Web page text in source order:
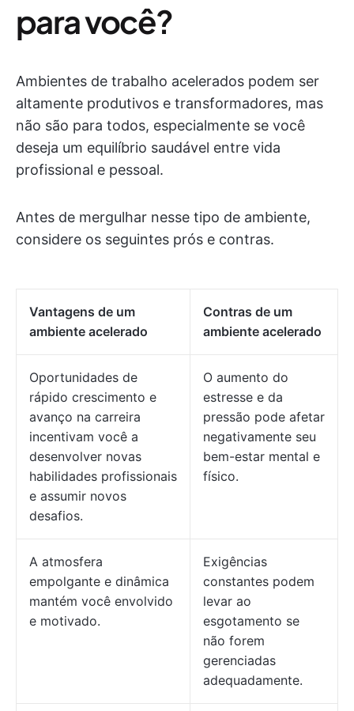
para você?
Ambientes de trabalho acelerados podem ser
altamente produtivos e transformadores, mas
não são para todos, especialmente se você
deseja um equilíbrio saudável entre vida
profissional e pessoal.
Antes de mergulhar nesse tipo de ambiente,
considere os seguintes prós e contras.
Vantagens de um
ambiente acelerado
Contras de um
ambiente acelerado
Oportunidades de
rápido crescimento e
avanço na carreira
incentivam você a
desenvolver novas
habilidades profissionais
e assumir novos
desafios.
O aumento do
estresse e da
pressão pode afetar
negativamente seu
bem-estar mental e
físico.
A atmosfera
empolgante e dinâmica
mantém você envolvido
e motivado.
Exigências
constantes podem
levar ao
esgotamento se
não forem
gerenciadas
adequadamente.